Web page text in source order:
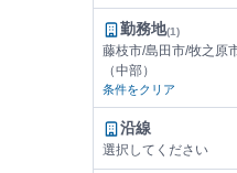
勤務地(1)
藤枝市/島田市/牧之原
（中部）
条件をクリア
沿線
選択してください